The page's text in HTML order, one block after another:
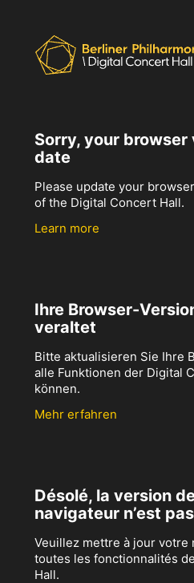
Sorry, your
date
Please update your
of the Digital Concert Hall.
Learn more
Ihre Browser-
veraltet
Bitte aktualisieren Sie Ihre
alle Funktionen der Digital
können.
Mehr erfahren
Désolé, la version
navigateur n’est
Veuillez mettre à jour
toutes les fonctionnalités
Hall.